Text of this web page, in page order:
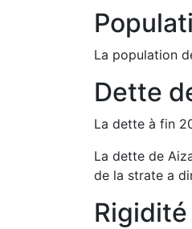
La population
Dette
La dette à fin
La dette de
de la strate a